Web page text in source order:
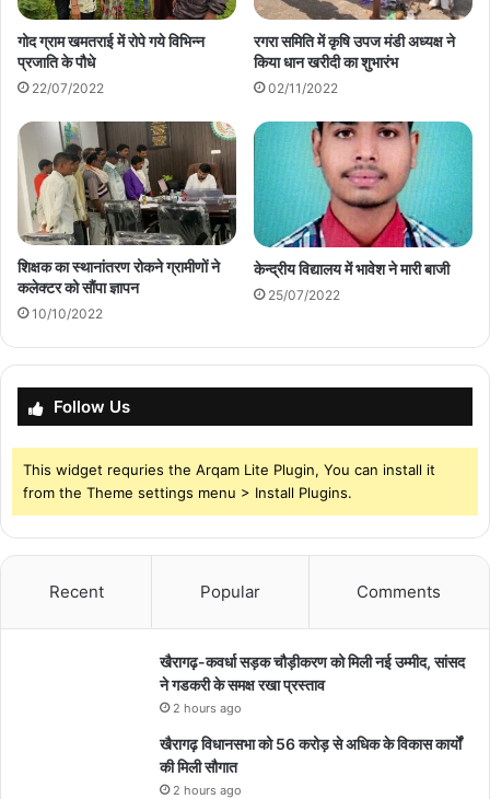
गोद ग्राम खमतराई में रोपे गये विभिन्न
प्रजाति के पौधे
22/07/2022
रगरा समिति में कृषि उपज मंडी अध्यक्ष ने
किया धान खरीदी का शुभारंभ
02/11/2022
शिक्षक का स्थानांतरण रोकने ग्रामीणों ने
कलेक्टर को सौंपा ज्ञापन
10/10/2022
केन्द्रीय विद्यालय में भावेश ने मारी बाजी
25/07/2022
Follow Us
This widget requries the Arqam Lite Plugin, You can install it
from the Theme settings menu > Install Plugins.
Recent Popular Comments
खैरागढ़-कवर्धा सड़क चौड़ीकरण को मिली नई उम्मीद, सांसद
ने गडकरी के समक्ष रखा प्रस्ताव
2 hours ago
खैरागढ़ विधानसभा को 56 करोड़ से अधिक के विकास कार्यों
की मिली सौगात
2 hours ago